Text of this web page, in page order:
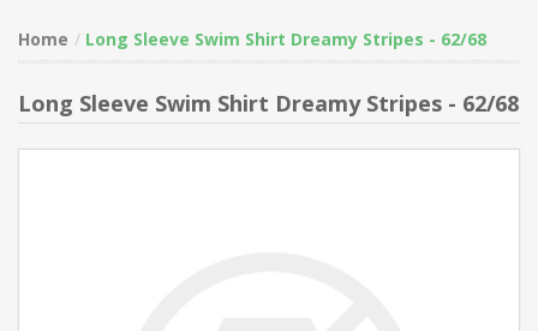
Home Long Sleeve Swim Shirt Dreamy Stripes - 62/68
Long Sleeve Swim Shirt Dreamy Stripes - 62/68